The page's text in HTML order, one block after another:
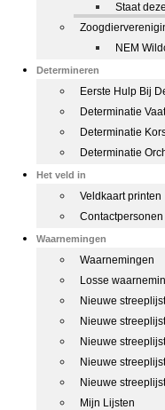
Staat
NEM
Determineren
Eerste Hulp Bij
Determinatie
Determinatie
Determinatie
Het veld in
Veldkaart printen
Waarnemingen
Waarnemingen
Losse
Nieuwe
Nieuwe
Nieuwe
Nieuwe
Nieuwe
Mijn Lijsten